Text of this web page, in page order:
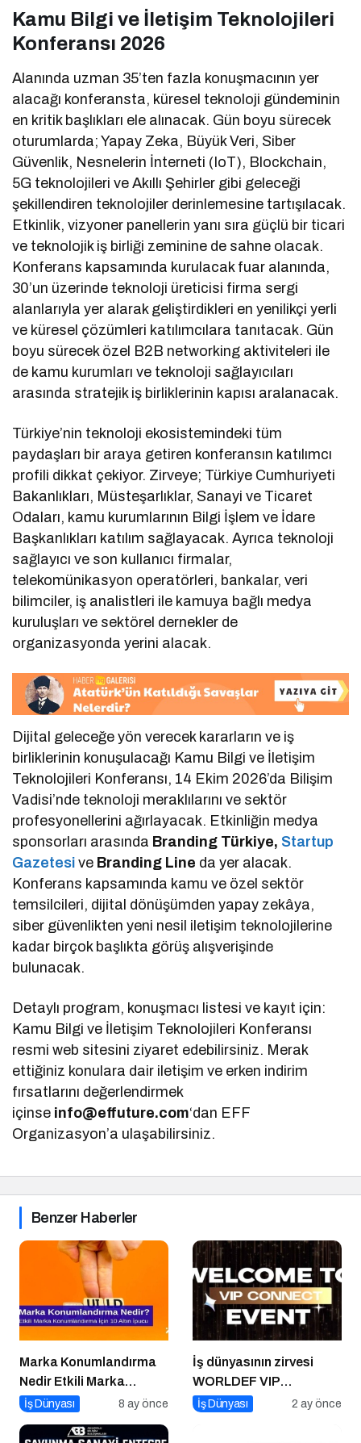
Kamu Bilgi ve İletişim Teknolojileri
Konferansı 2026
Alanında uzman 35’ten fazla konuşmacının yer
alacağı konferansta, küresel teknoloji gündeminin
en kritik başlıkları ele alınacak. Gün boyu sürecek
oturumlarda; Yapay Zeka, Büyük Veri, Siber
Güvenlik, Nesnelerin İnterneti (IoT), Blockchain,
5G teknolojileri ve Akıllı Şehirler gibi geleceği
şekillendiren teknolojiler derinlemesine tartışılacak.
Etkinlik, vizyoner panellerin yanı sıra güçlü bir ticari
ve teknolojik iş birliği zeminine de sahne olacak.
Konferans kapsamında kurulacak fuar alanında,
30’un üzerinde teknoloji üreticisi firma sergi
alanlarıyla yer alarak geliştirdikleri en yenilikçi yerli
ve küresel çözümleri katılımcılara tanıtacak. Gün
boyu sürecek özel B2B networking aktiviteleri ile
de kamu kurumları ve teknoloji sağlayıcıları
arasında stratejik iş birliklerinin kapısı aralanacak.
Türkiye’nin teknoloji ekosistemindeki tüm
paydaşları bir araya getiren konferansın katılımcı
profili dikkat çekiyor. Zirveye; Türkiye Cumhuriyeti
Bakanlıkları, Müsteşarlıklar, Sanayi ve Ticaret
Odaları, kamu kurumlarının Bilgi İşlem ve İdare
Başkanlıkları katılım sağlayacak. Ayrıca teknoloji
sağlayıcı ve son kullanıcı firmalar,
telekomünikasyon operatörleri, bankalar, veri
bilimciler, iş analistleri ile kamuya bağlı medya
kuruluşları ve sektörel dernekler de
organizasyonda yerini alacak.
Dijital geleceğe yön verecek kararların ve iş
birliklerinin konuşulacağı Kamu Bilgi ve İletişim
Teknolojileri Konferansı, 14 Ekim 2026’da Bilişim
Vadisi’nde teknoloji meraklılarını ve sektör
profesyonellerini ağırlayacak. Etkinliğin medya
sponsorları arasında Branding Türkiye, Startup
Gazetesi ve Branding Line da yer alacak.
Konferans kapsamında kamu ve özel sektör
temsilcileri, dijital dönüşümden yapay zekâya,
siber güvenlikten yeni nesil iletişim teknolojilerine
kadar birçok başlıkta görüş alışverişinde
bulunacak.
Detaylı program, konuşmacı listesi ve kayıt için:
Kamu Bilgi ve İletişim Teknolojileri Konferansı
resmi web sitesini ziyaret edebilirsiniz. Merak
ettiğiniz konulara dair iletişim ve erken indirim
fırsatlarını değerlendirmek
içinse info@effuture.com‘dan EFF
Organizasyon’a ulaşabilirsiniz.
Benzer Haberler
Marka Konumlandırma
Nedir Etkili Marka
Konumlandırma İçin 10
İş Dünyası 8 ay önce
İş dünyasının zirvesi
WORLDEF VIP
Connect’te buluştu
İş Dünyası 2 ay önce